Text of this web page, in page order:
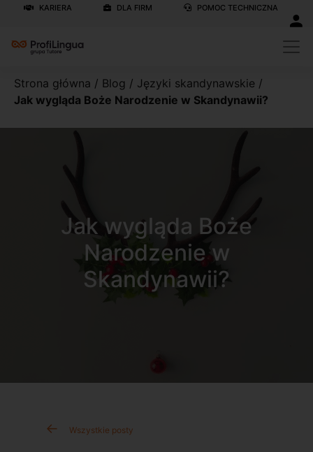
KARIERA DLA FIRM POMOC TECHNICZNA
Strona główna / Blog / Języki skandynawskie /
Jak wygląda Boże Narodzenie w Skandynawii?
Jak wygląda Boże
Narodzenie w
Skandynawii?
Wszystkie posty